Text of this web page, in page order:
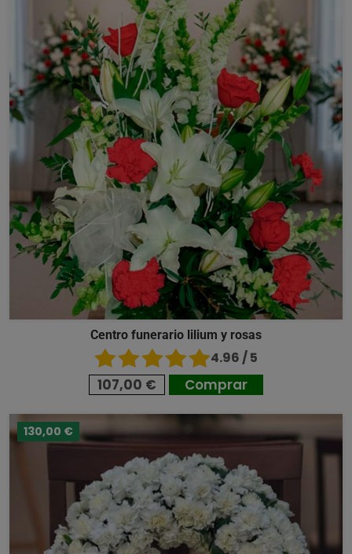
Centro funerario lilium y rosas
4.96 / 5
107,00 € Comprar
130,00 €